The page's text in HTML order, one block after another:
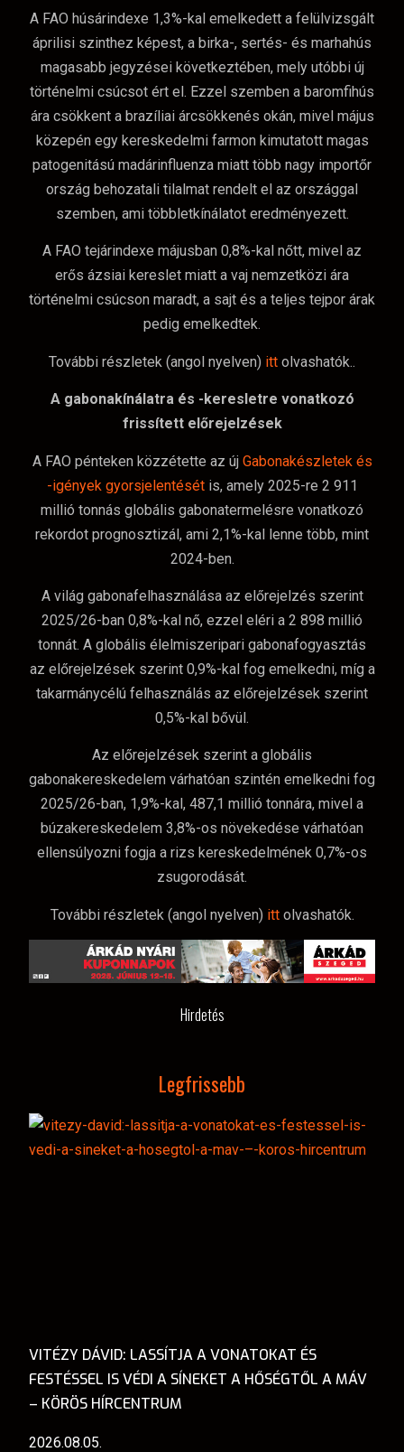
A FAO húsárindexe 1,3%-kal emelkedett a felülvizsgált
áprilisi szinthez képest, a birka-, sertés- és marhahús
magasabb jegyzései következtében, mely utóbbi új
történelmi csúcsot ért el. Ezzel szemben a baromfihús
ára csökkent a brazíliai árcsökkenés okán, mivel május
közepén egy kereskedelmi farmon kimutatott magas
patogenitású madárinfluenza miatt több nagy importőr
ország behozatali tilalmat rendelt el az országgal
szemben, ami többletkínálatot eredményezett.
A FAO tejárindexe májusban 0,8%-kal nőtt, mivel az
erős ázsiai kereslet miatt a vaj nemzetközi ára
történelmi csúcson maradt, a sajt és a teljes tejpor árak
pedig emelkedtek.
További részletek (angol nyelven) itt olvashatók..
A gabonakínálatra és -keresletre vonatkozó
frissített előrejelzések
A FAO pénteken közzétette az új Gabonakészletek és
-igények gyorsjelentésétis, amely 2025-re 2 911
millió tonnás globális gabonatermelésre vonatkozó
rekordot prognosztizál, ami 2,1%-kal lenne több, mint
2024-ben.
A világ gabonafelhasználása az előrejelzés szerint
2025/26-ban 0,8%-kal nő, ezzel eléri a 2 898 millió
tonnát. A globális élelmiszeripari gabonafogyasztás
az előrejelzések szerint 0,9%-kal fog emelkedni, míg a
takarmánycélú felhasználás az előrejelzések szerint
0,5%-kal bővül.
Az előrejelzések szerint a globális
gabonakereskedelem várhatóan szintén emelkedni fog
2025/26-ban, 1,9%-kal, 487,1 millió tonnára, mivel a
búzakereskedelem 3,8%-os növekedése várhatóan
ellensúlyozni fogja a rizs kereskedelmének 0,7%-os
zsugorodását.
További részletek (angol nyelven) itt olvashatók.
Hirdetés
Legfrissebb
VITÉZY DÁVID: LASSÍTJA A VONATOKAT ÉS
FESTÉSSEL IS VÉDI A SÍNEKET A HŐSÉGTŐL A MÁV
– KÖRÖS HÍRCENTRUM
2026.08.05.